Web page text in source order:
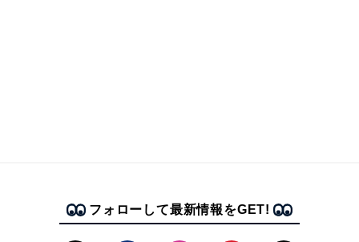
フォローして最新情報をGET!